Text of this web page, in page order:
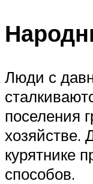
Люди с
поселения
хозяйстве.
курятнике
способов.